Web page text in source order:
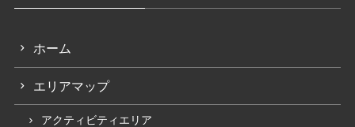
ホーム
エリアマップ
アクティビティエリア